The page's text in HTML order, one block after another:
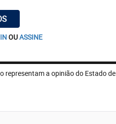
OUASSINE
representam a opinião do Estado de